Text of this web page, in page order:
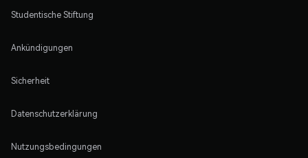
Studentische Stiftung
Ankündigungen
Sicherheit
Datenschutzerklärung
Nutzungsbedingungen